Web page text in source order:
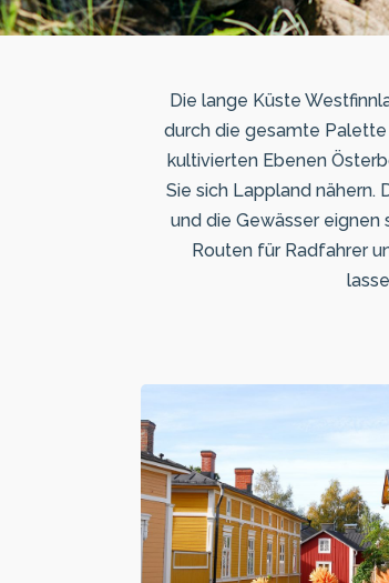
Die lange Küste
durch die gesamte
kultivierten Ebenen
Sie sich Lappland
und die Gewässer
Routen für Radfahrer